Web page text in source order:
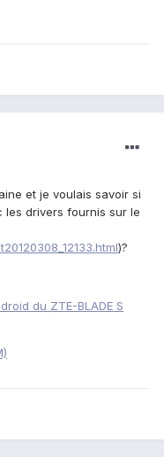
et je voulais savoir si
les drivers fournis sur le
)?
du ZTE-BLADE S